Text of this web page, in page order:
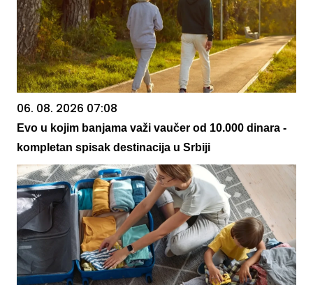
06. 08. 2026 07:08
Evo u kojim banjama važi vaučer od 10.000 dinara -
kompletan spisak destinacija u Srbiji